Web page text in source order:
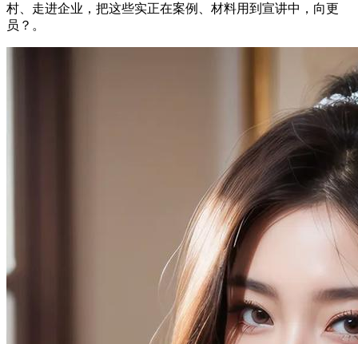
村、走进企业，把这些实正在案例、材料用到宣讲中，向更
员？。